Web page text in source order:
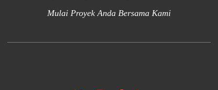
Mulai Proyek Anda Bersama Kami